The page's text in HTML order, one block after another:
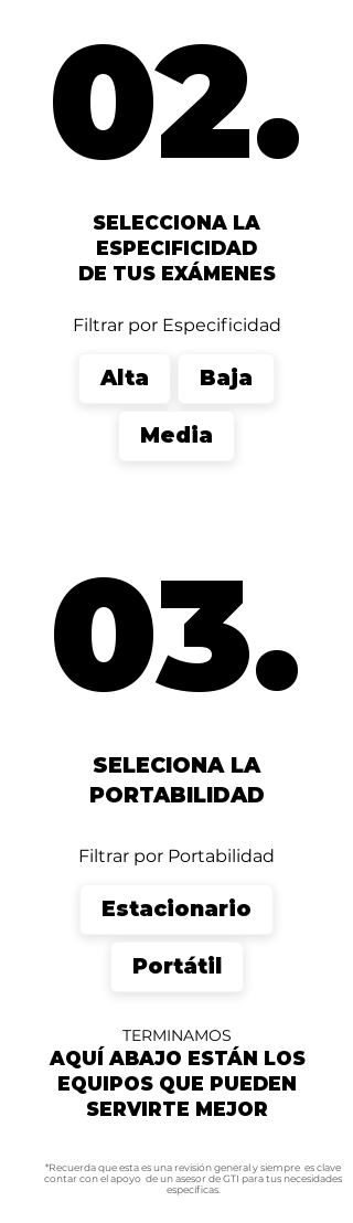
02.
02.
SELECCIONA LA
ESPECIFICIDAD
DE TUS EXÁMENES
Filtrar por Especificidad
Alta Baja
Media
03.
03.
SELECIONA LA
PORTABILIDAD
Filtrar por Portabilidad
Estacionario
Portátil
TERMINAMOS
AQUÍ ABAJO ESTÁN LOS
EQUIPOS QUE PUEDEN
SERVIRTE MEJOR
*Recuerda que esta es una revisión general y siempre es clave
contar con el apoyo de un asesor de GTI para tus necesidades
específicas.